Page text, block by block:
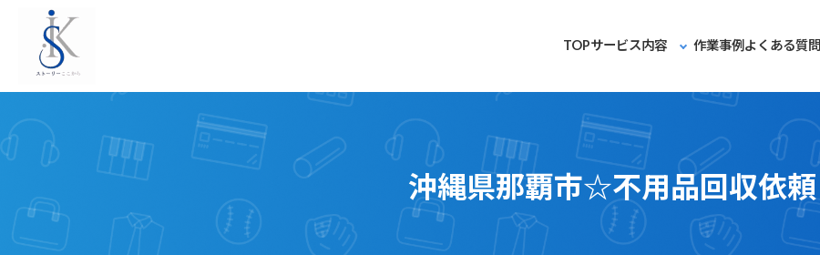
ツ
ス
キ
シ
ン
に
TOPサービス内容 作業事例 よくある質問
沖縄県那覇市☆不用品回収依頼